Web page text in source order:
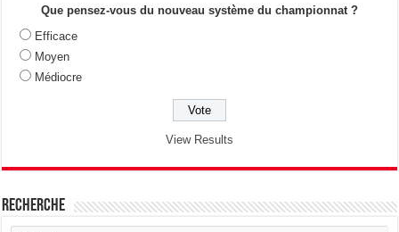
Que pensez-vous du nouveau système du championnat ?
Efficace
Moyen
Médiocre
View Results
Recherche